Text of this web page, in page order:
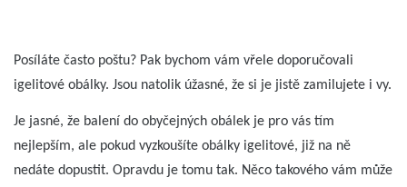
Posíláte často poštu? Pak bychom vám vřele doporučovali
igelitové obálky. Jsou natolik úžasné, že si je jistě zamilujete i vy.
Je jasné, že balení do obyčejných obálek je pro vás tím
nejlepším, ale pokud vyzkoušíte obálky igelitové, již na ně
nedáte dopustit. Opravdu je tomu tak. Něco takového vám může